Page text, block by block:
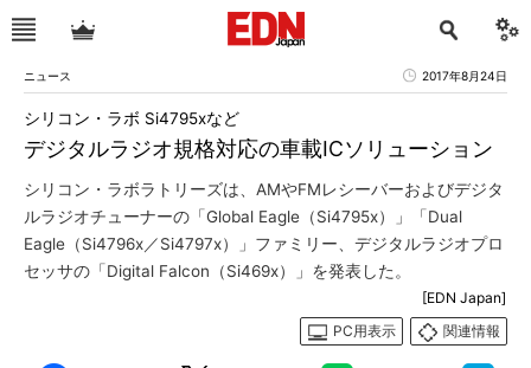
ニュース 2017年8月24日
デジタルラジオ規格対応の車載ICソリューション
シリコン・ラボ Si4795xなど
シリコン・ラボラトリーズは、AMやFMレシーバーおよびデジタ
ルラジオチューナーの「Global Eagle（Si4795x）」「Dual
Eagle（Si4796x／Si4797x）」ファミリー、デジタルラジオプロ
セッサの「Digital Falcon（Si469x）」を発表した。
[EDN Japan]
PC用表示
関連情報